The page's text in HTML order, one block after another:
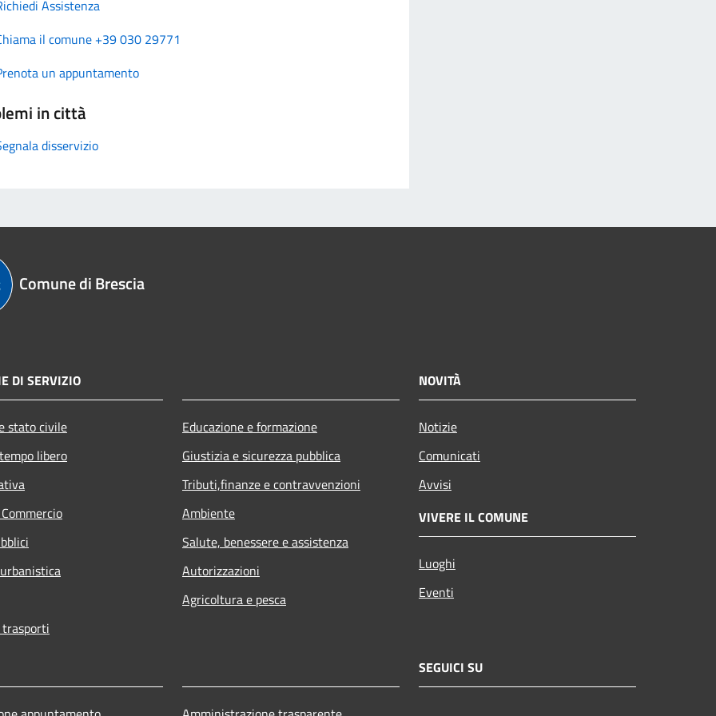
Assistenza
il comune +39 030 29771
un appuntamento
in città
disservizio
Comune di Brescia
DI SERVIZIO
stato civile
libero
Educazione e formazione
Giustizia e sicurezza pubblica
Tributi,finanze e contravvenzioni
Ambiente
Salute, benessere e assistenza
Autorizzazioni
Agricoltura e pesca
NOVITÀ
Notizie
Comunicati
Avvisi
VIVERE IL COMUNE
Luoghi
Eventi
SEGUICI SU